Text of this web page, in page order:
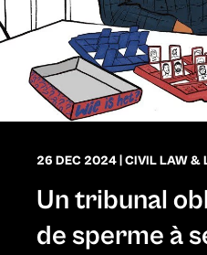
26 DEC 2024 CIVIL LAW &
Un tribunal
de sperme à